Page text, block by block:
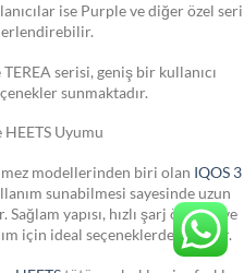
ise Purple ve diğer özel seri
serisi, geniş bir kullanıcı
sunmaktadır.
HEETS Uyumu
modellerinden biri olan IQOS 3
sunabilmesi sayesinde uzun
yapısı, hızlı şarj özelliği ve
için ideal seçeneklerden biridir.